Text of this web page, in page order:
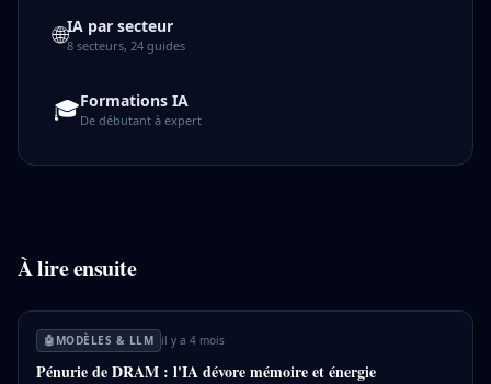
🌐IA par secteur
8 secteurs, 24 guides
🎓Formations IA
De débutant à expert
À lire ensuite
🤖 MODÈLES & LLM il y a 4 mois
Pénurie de DRAM : l'IA dévore mémoire et énergie